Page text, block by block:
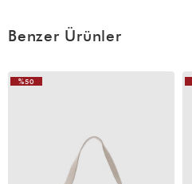
Benzer Ürünler
%50